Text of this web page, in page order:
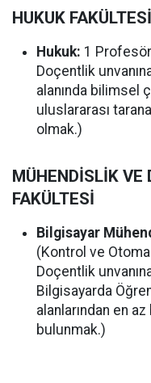
HUKUK FAKÜLTESİ
Hukuk: 1
Doçentlik
alanında bilimsel
uluslararası
olmak.)
MÜHENDİSLİK VE
FAKÜLTESİ
Bilgisayar
(Kontrol ve
Doçentlik
Bilgisayarda
alanlarından en
bulunmak.)